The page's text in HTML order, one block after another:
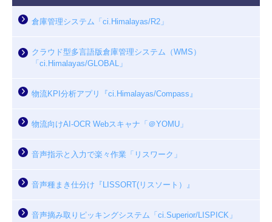
倉庫管理システム「ci.Himalayas/R2」
クラウド型多言語版倉庫管理システム（WMS）
「ci.Himalayas/GLOBAL」
物流KPI分析アプリ『ci.Himalayas/Compass』
物流向けAI-OCR Webスキャナ「＠YOMU」
音声指示と入力で楽々作業「リスワーク」
音声種まき仕分け『LISSORT(リスソート）』
音声摘み取りピッキングシステム「ci.Superior/LISPICK」